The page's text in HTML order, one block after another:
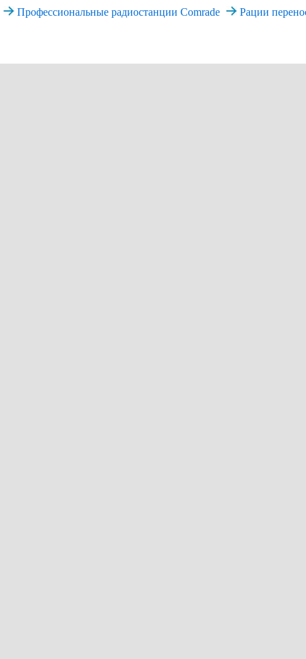
Профессиональные радиостанции Comrade Рации